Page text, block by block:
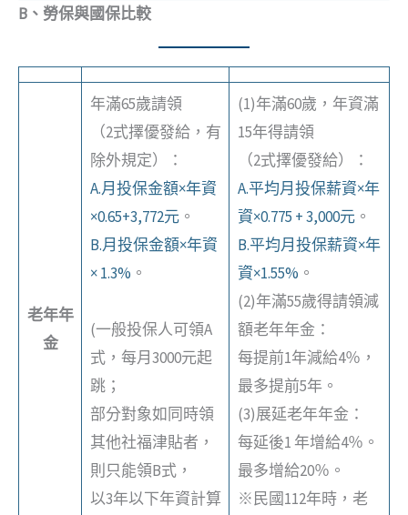
B、勞保與國保比較
老年年
金
年滿65歲請領
（2式擇優發給，有
除外規定）：
A.月投保金額×年資
×0.65+3,772元。
B.月投保金額×年資
× 1.3% 。
(一般投保人可領A
式，每月3000元起
跳；
部分對象如同時領
其他社福津貼者，
則只能領B式，
以3年以下年資計算
(1)年滿60歲，年資滿
15年得請領
（2式擇優發給）：
A.平均月投保薪資×年
資×0.775 + 3,000元。
B.平均月投保薪資×年
資×1.55% 。
(2)年滿55歲得請領減
額老年年金：
每提前1年減給4％，
最多提前5年。
(3)展延老年年金：
每延後1 年增給4％。
最多增給20％。
※民國112年時，老